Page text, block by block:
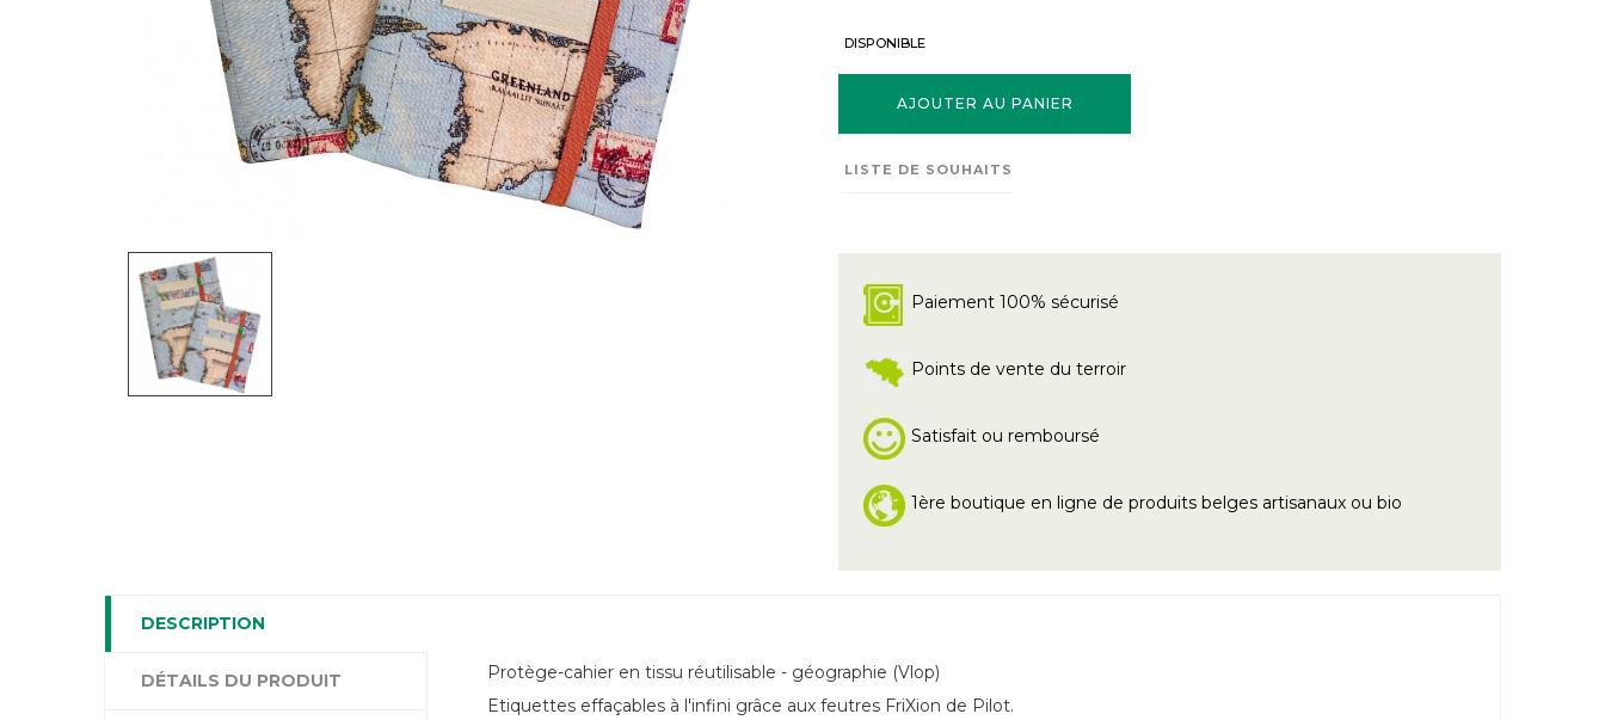
DISPONIBLE
AJOUTER AU PANIER
LISTE DE SOUHAITS
Paiement 100% sécurisé
Points de vente du terroir
Satisfait ou remboursé
1ère boutique en ligne de produits belges artisanaux ou bio
DESCRIPTION
DÉTAILS DU PRODUIT
Protège-cahier en tissu réutilisable - géographie (Vlop)
Etiquettes effaçables à l'infini grâce aux feutres FriXion de Pilot.